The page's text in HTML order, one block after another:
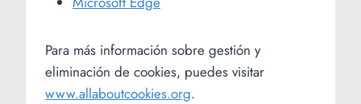
Para más información sobre gestión y
eliminación de cookies, puedes visitar
www.allaboutcookies.org.